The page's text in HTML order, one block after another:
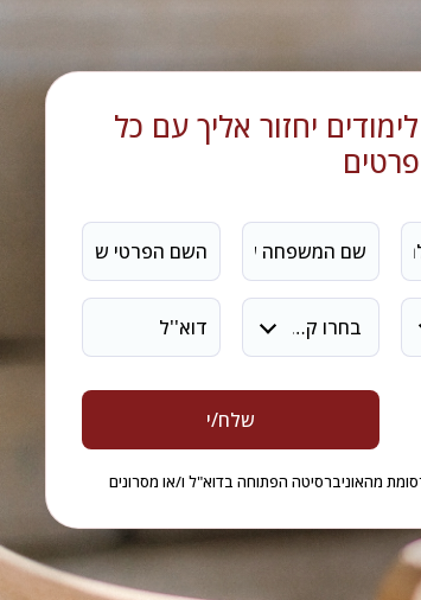
יחזור אליך עם כל
בחרו קורס
מהאוניברסיטה הפתוחה בדוא"ל ו/או מסרונים